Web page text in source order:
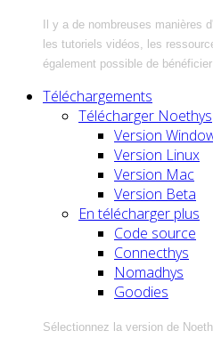
Il y a de nombreuses manières
les tutoriels vidéos, les
également possible de
Téléchargements
Télécharger Noethys
Version
Version Linux
Version Mac
Version Beta
En télécharger plus
Code source
Connecthys
Nomadhys
Goodies
Sélectionnez la version de